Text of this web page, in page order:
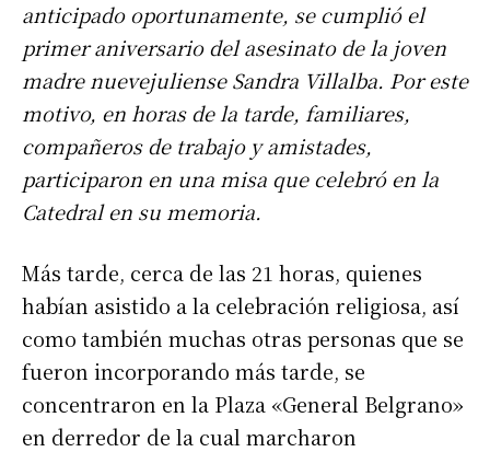
anticipado oportunamente, se cumplió el
primer aniversario del asesinato de la joven
madre nuevejuliense Sandra Villalba. Por este
motivo, en horas de la tarde, familiares,
compañeros de trabajo y amistades,
participaron en una misa que celebró en la
Catedral en su memoria.
Más tarde, cerca de las 21 horas, quienes
habían asistido a la celebración religiosa, así
como también muchas otras personas que se
fueron incorporando más tarde, se
concentraron en la Plaza «General Belgrano»
en derredor de la cual marcharon